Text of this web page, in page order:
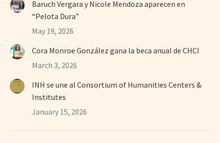
Baruch Vergara y Nicole Mendoza aparecen en
“Pelota Dura”
May 19, 2026
Cora Monroe González gana la beca anual de CHCI
March 3, 2026
INH se une al Consortium of Humanities Centers &
Institutes
January 15, 2026